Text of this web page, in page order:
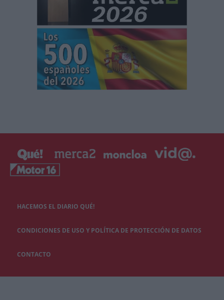
HACEMOS EL DIARIO QUÉ!
CONDICIONES DE USO Y POLÍTICA DE PROTECCIÓN DE DATOS
CONTACTO